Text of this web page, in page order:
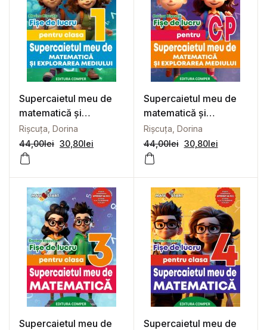
Supercaietul meu de
matematică și
explorarea mediului.
Fișe de lucru pentru
clasa I
Rișcuța, Dorina
44,00lei 30,80lei
Supercaietul meu de
matematică și
explorarea mediului.
Fișe de lucru pentru
clasa pregătitoare
Rișcuța, Dorina
44,00lei 30,80lei
Supercaietul meu de
Supercaietul meu de